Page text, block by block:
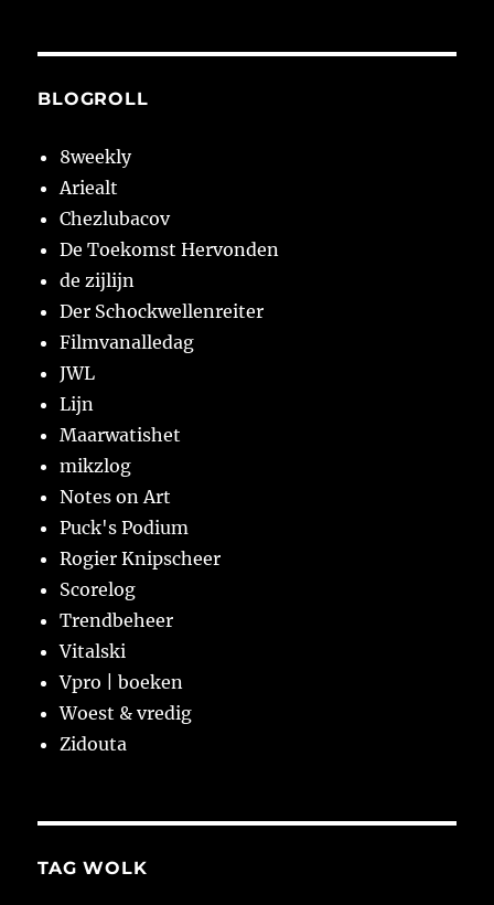
BLOGROLL
8weekly
Ariealt
Chezlubacov
De Toekomst Hervonden
de zijlijn
Der Schockwellenreiter
Filmvanalledag
JWL
Lijn
Maarwatishet
mikzlog
Notes on Art
Puck's Podium
Rogier Knipscheer
Scorelog
Trendbeheer
Vitalski
Vpro | boeken
Woest & vredig
Zidouta
TAG WOLK